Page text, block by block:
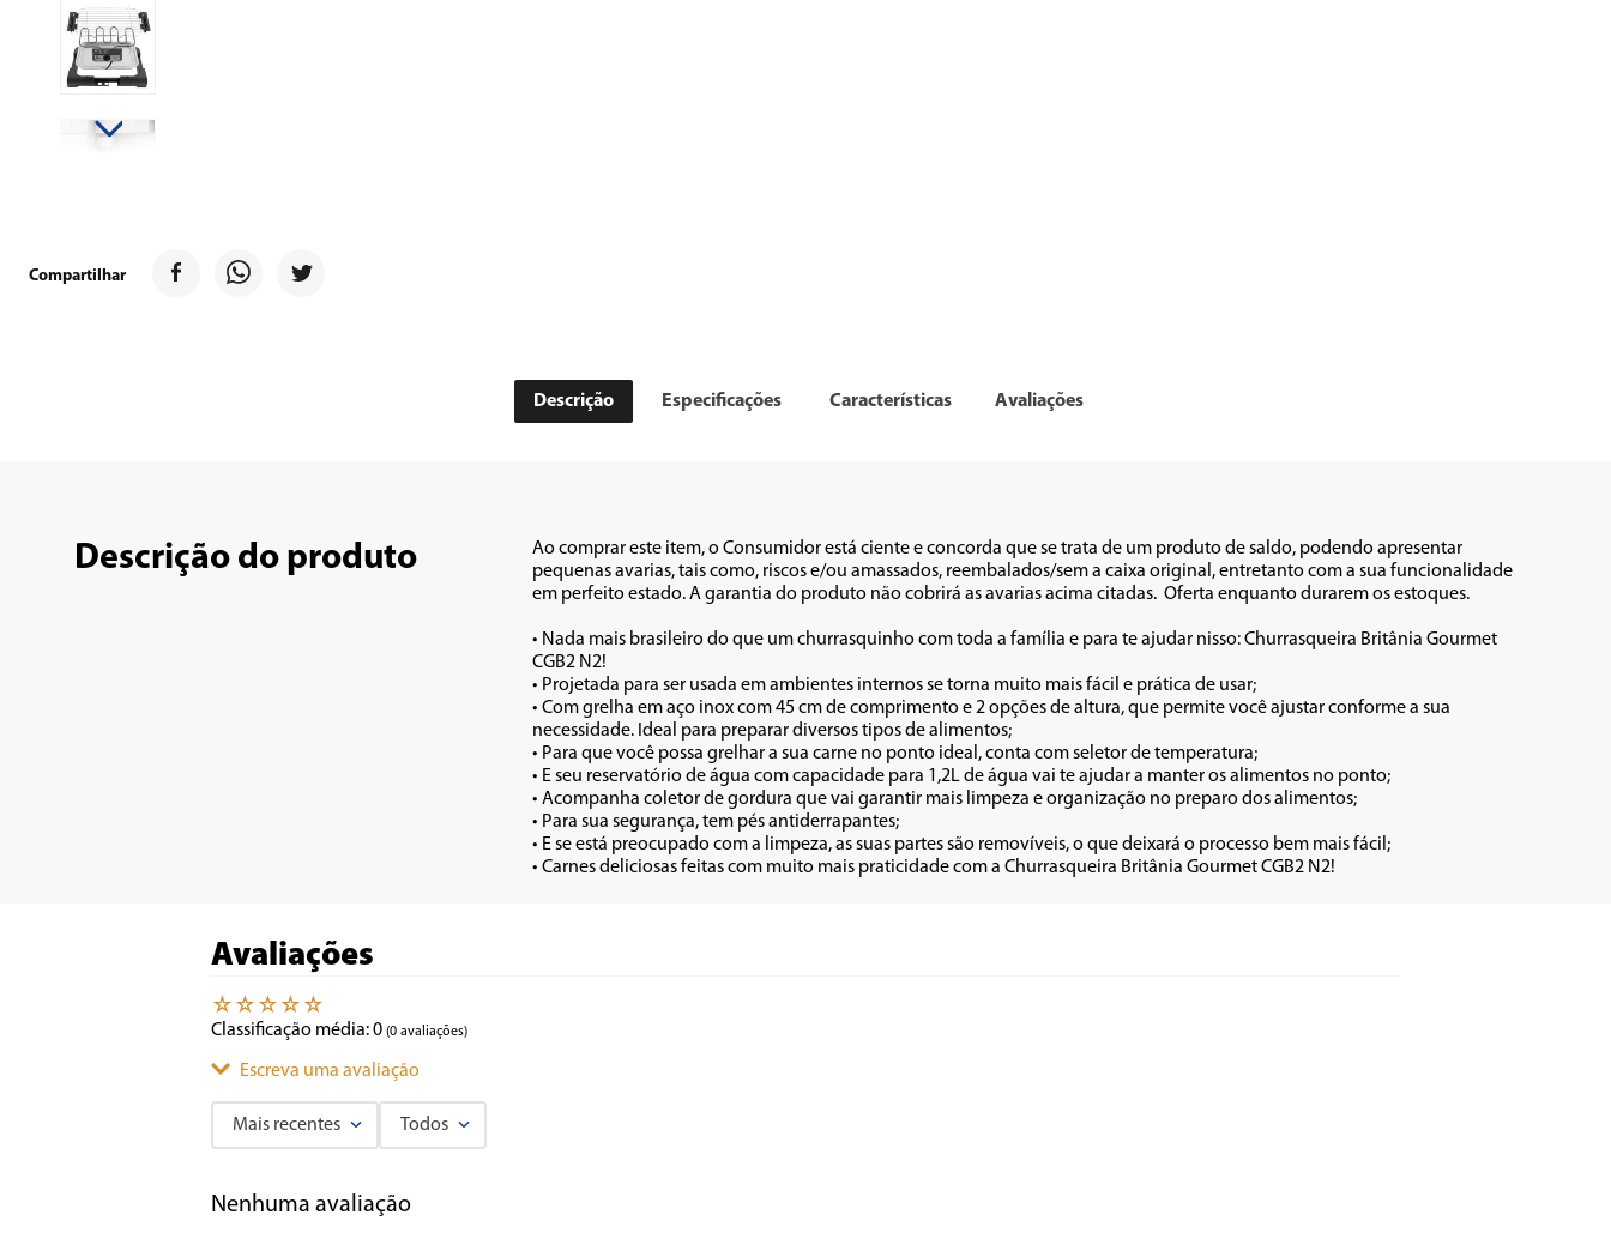
Compartilhar
Descrição Especificações Características Avaliações
Descrição do produto
Ao comprar este item, o Consumidor está ciente e concorda que se trata de um produto de saldo, podendo apresentar
pequenas avarias, tais como, riscos e/ou amassados, reembalados/sem a caixa original, entretanto com a sua funcionalidade
em perfeito estado. A garantia do produto não cobrirá as avarias acima citadas.  Oferta enquanto durarem os estoques.
• Nada mais brasileiro do que um churrasquinho com toda a família e para te ajudar nisso: Churrasqueira Britânia Gourmet
CGB2 N2!
• Projetada para ser usada em ambientes internos se torna muito mais fácil e prática de usar;
• Com grelha em aço inox com 45 cm de comprimento e 2 opções de altura, que permite você ajustar conforme a sua
necessidade. Ideal para preparar diversos tipos de alimentos;
• Para que você possa grelhar a sua carne no ponto ideal, conta com seletor de temperatura;
• E seu reservatório de água com capacidade para 1,2L de água vai te ajudar a manter os alimentos no ponto;
• Acompanha coletor de gordura que vai garantir mais limpeza e organização no preparo dos alimentos;
• Para sua segurança, tem pés antiderrapantes;
• E se está preocupado com a limpeza, as suas partes são removíveis, o que deixará o processo bem mais fácil;
• Carnes deliciosas feitas com muito mais praticidade com a Churrasqueira Britânia Gourmet CGB2 N2!
Avaliações
☆ ☆ ☆ ☆ ☆
Classificação média: 0 (0 avaliações)
Escreva uma avaliação
Título
Mais recentes Todos
Nenhuma avaliação